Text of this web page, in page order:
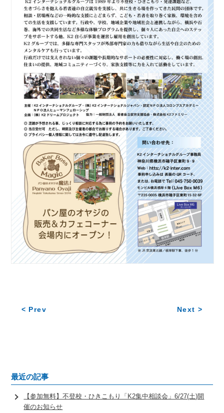
< Prev Next >
最近の記事
【参加無料】不登校・ひきこもり「K2集中相談会」6/27(土)開
催のお知らせ